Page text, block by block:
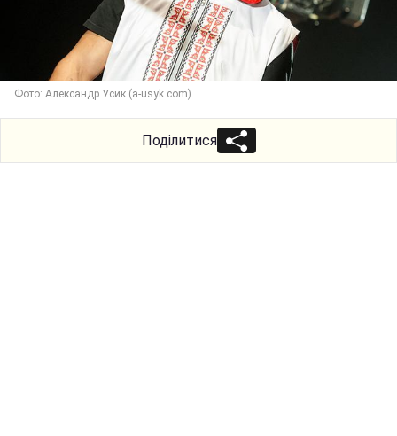
Фото: Александр Усик (a-usyk.com)
Поділитися